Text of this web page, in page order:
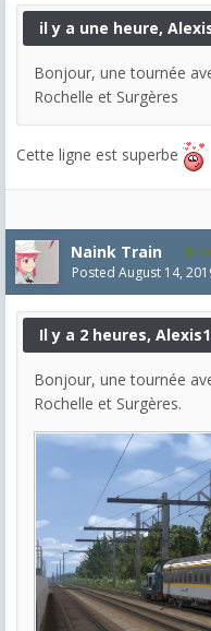
il y a une heure,
Bonjour, une tournée
Rochelle et Surgères
Cette ligne est superbe
Naink Train
Posted August 14,
Il y a 2 heures,
Bonjour, une tournée
Rochelle et Surgères.